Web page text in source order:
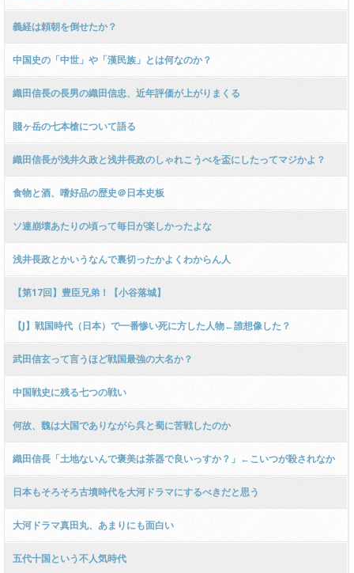
義経は頼朝を倒せたか？
中国史の「中世」や「漢民族」とは何なのか？
織田信長の長男の織田信忠、近年評価が上がりまくる
賤ヶ岳の七本槍について語る
織田信長が浅井久政と浅井長政のしゃれこうべを盃にしたってマジかよ？
食物と酒、嗜好品の歴史＠日本史板
ソ連崩壊あたりの頃って毎日が楽しかったよな
浅井長政とかいうなんで裏切ったかよくわからん人
【第17回】豊臣兄弟！【小谷落城】
【J】戦国時代（日本）で一番惨い死に方した人物←誰想像した？
武田信玄って言うほど戦国最強の大名か？
中国戦史に残る七つの戦い
何故、魏は大国でありながら呉と蜀に苦戦したのか
織田信長「土地ないんで褒美は茶器で良いっすか？」←こいつが殺されなか
った理由
日本もそろそろ古墳時代を大河ドラマにするべきだと思う
大河ドラマ真田丸、あまりにも面白い
五代十国という不人気時代